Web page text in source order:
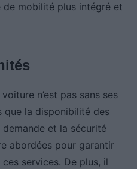
de mobilité plus intégré et
n’est pas sans ses
que la disponibilité des
et la sécurité
abordées pour garantir
services. De plus, il